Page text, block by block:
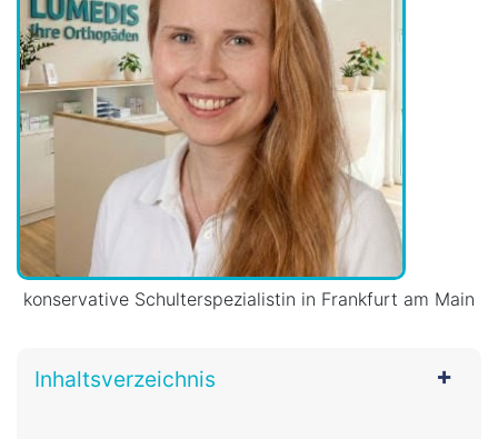
konservative Schulterspezialistin in Frankfurt am Main
Inhaltsverzeichnis